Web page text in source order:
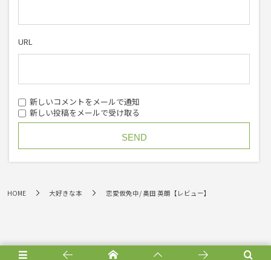
URL
新しいコメントをメールで通知
新しい投稿をメールで受け取る
HOME 大好きな本 恋愛仮免中/ 奥田 英朗【レビュー】